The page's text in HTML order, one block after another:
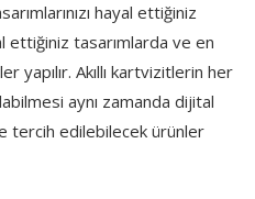
hayal ettiğiniz
tasarımlarda ve en
yapılır. Akıllı kartvizitlerin her
aynı zamanda dijital
tercih edilebilecek ürünler